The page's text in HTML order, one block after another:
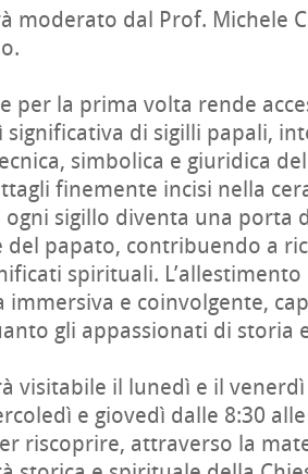
moderato dal Prof. Michele
per la prima volta rende
significativa di sigilli papali,
simbolica e giuridica
finemente incisi nella
sigillo diventa una porta
del papato, contribuendo a
spirituali.
immersiva e coinvolgente,
gli appassionati di storia
visitabile il lunedì e il
e giovedì dalle 8:30 alle
riscoprire, attraverso la